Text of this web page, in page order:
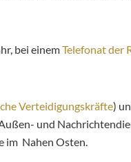
bei einemTelefonat der
Verteidigungskräfte)
und
im Nahen Osten.